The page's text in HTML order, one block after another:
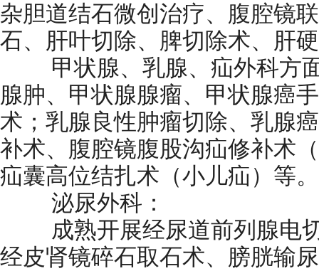
杂胆道结石微创治疗、腹腔镜
石、肝叶切除、脾切除术、肝
甲状腺、乳腺、疝外科方面
腺肿、甲状腺腺瘤、甲状腺癌
术；乳腺良性肿瘤切除、乳腺
补术、腹腔镜腹股沟疝修补术
疝囊高位结扎术（小儿疝）等。
泌尿外科：
成熟开展经尿道前列腺电切
经皮肾镜碎石取石术、膀胱输